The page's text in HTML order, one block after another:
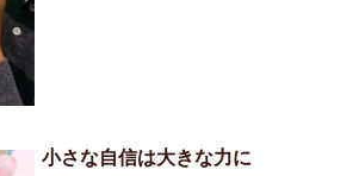
小さな自信は大きな力に